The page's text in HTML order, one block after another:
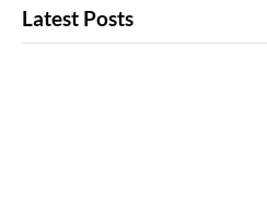
Latest Posts